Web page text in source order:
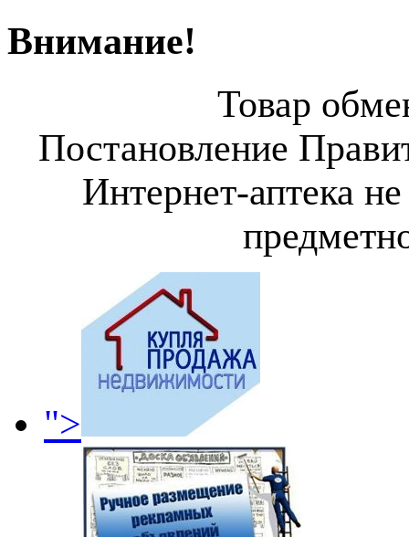
Внимание!
Товар
Постановление
Интернет-аптека
">